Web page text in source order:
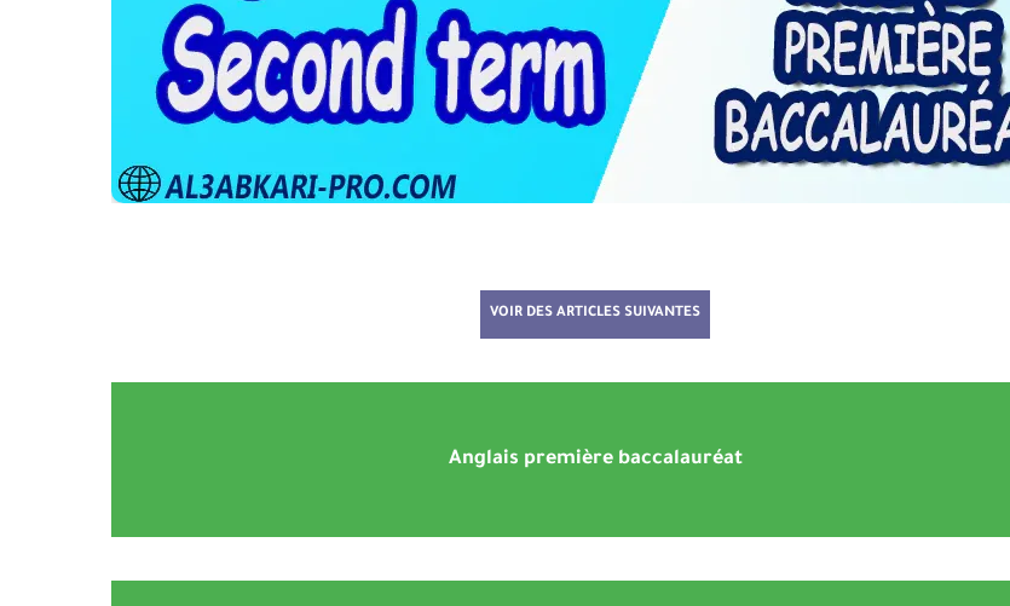
VOIR DES ARTICLES SUIVANTES
Anglais première baccalauréat